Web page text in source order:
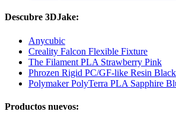
Descubre 3DJake:
Anycubic
Creality Falcon Flexible Fixture
The Filament PLA Strawberry Pink
Phrozen Rigid PC/GF-like Resin Black
Polymaker PolyTerra PLA Sapphire
Productos nuevos: